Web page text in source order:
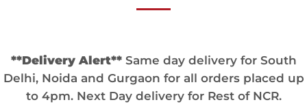
**Delivery Alert**Same day delivery for South
Delhi, Noida and Gurgaon for all orders placed up
to 4pm. Next Day delivery for Rest of NCR.